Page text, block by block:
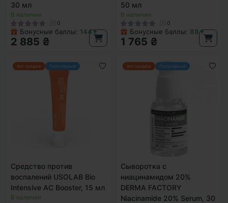
30 мл
В наличии
0
Бонусные баллы: 144✦
2 885 ₴
50 мл
В наличии
0
Бонусные баллы: 88✦
1 765 ₴
Хит продаж Популярный
Средство против
воспалений USOLAB Bio
Intensive AC Booster, 15 мл
В наличии
Хит продаж Популярный
Сыворотка с
ниацинамидом 20%
DERMA FACTORY
Niacinamide 20% Serum, 30